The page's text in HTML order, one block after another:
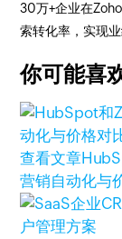
30万+企业在
索转化率，实现业
你可能喜
查看文章
营销自动化与